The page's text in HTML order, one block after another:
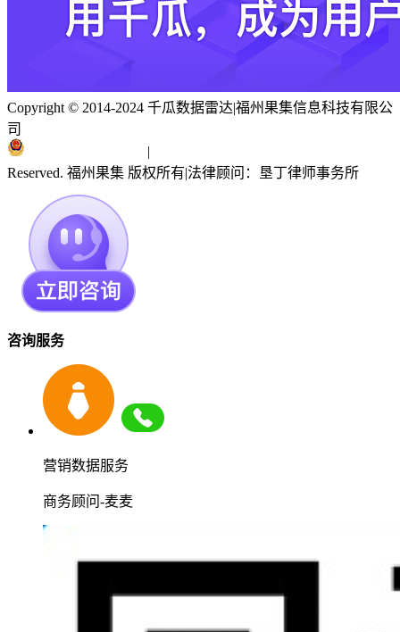
Copyright © 2014-2024 千瓜数据雷达|福州果集信息科技有限公
司
|
Reserved. 福州果集 版权所有|法律顾问：垦丁律师事务所
咨询服务
营销数据服务
商务顾问-麦麦